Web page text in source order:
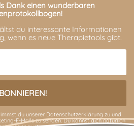
Dank einen wunderbaren
du interessante Informationen
wenn es neue Therapietools gibt.
du unserer Datenschutzerklärung zu und
E-Mails zu senden. Du kannst dich natürlich